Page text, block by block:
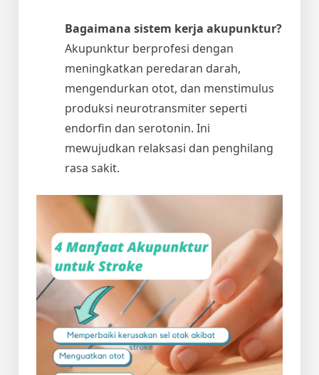
Bagaimana sistem kerja akupunktur?
Akupunktur berprofesi dengan
meningkatkan peredaran darah,
mengendurkan otot, dan menstimulus
produksi neurotransmiter seperti
endorfin dan serotonin. Ini
mewujudkan relaksasi dan penghilang
rasa sakit.